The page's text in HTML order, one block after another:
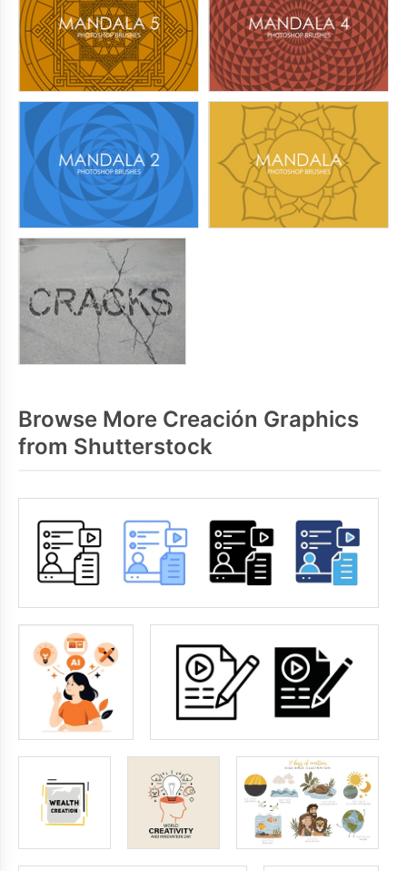
Browse More Creación Graphics
from Shutterstock